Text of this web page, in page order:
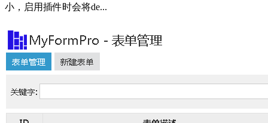
小，启用插件时会将de...